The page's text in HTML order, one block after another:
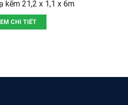
kẽm 21,2 x 1,1 x 6m
CHI TIẾT